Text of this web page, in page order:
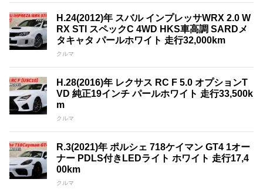
H.24(2012)年 スバル インプレッサWRX 2.0 W
RX STI スペックC 4WD HKS車高調 SARDメ
タキャタ パールホワイト 走行32,000km
クルマ
H.28(2016)年 レクサス RC F 5.0 オプションT
VD 純正19インチ パールホワイト 走行33,500k
m
クルマ
R.3(2021)年 ポルシェ 718ケイマン GT4 1オー
ナー PDLS付きLEDライト ホワイト 走行17,4
00km
クルマ